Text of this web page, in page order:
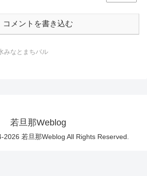
コメントを書き込む
みなとまちバル
若旦那Weblog
若旦那Weblog All Rights Reserved.